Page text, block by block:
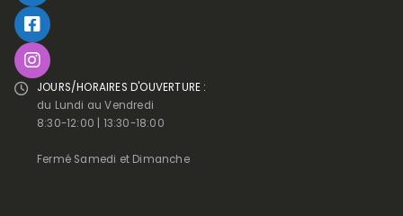
JOURS/HORAIRES D'OUVERTURE :
du Lundi au Vendredi
8:30-12:00 | 13:30-18:00
Fermé Samedi et Dimanche